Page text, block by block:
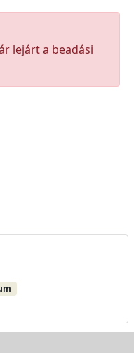
lejárt a beadási